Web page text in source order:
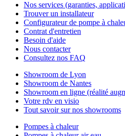
Nos services (garanties,
Trouver un installateur
Configurateur de pompe à
Contrat d'entretien
Besoin d'aide
Nous contacter
Consultez nos FAQ
Showroom de Lyon
Showroom de Nantes
Showroom en ligne (réalité
Votre rdv en visio
Tout savoir sur nos showrooms
Pompes à chaleur